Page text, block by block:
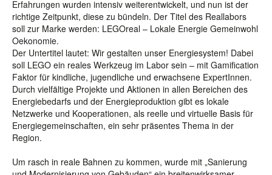
Erfahrungen wurden intensiv weiterentwickelt, und nun ist der
richtige Zeitpunkt, diese zu bündeln. Der Titel des Reallabors
soll zur Marke werden: LEGOreal – Lokale Energie Gemeinwohl
Oekonomie.
Der Untertitel lautet: Wir gestalten unser Energiesystem! Dabei
soll LEGO ein reales Werkzeug im Labor sein – mit Gamification
Faktor für kindliche, jugendliche und erwachsene ExpertInnen.
Durch vielfältige Projekte und Aktionen in allen Bereichen des
Energiebedarfs und der Energieproduktion gibt es lokale
Netzwerke und Kooperationen, als reelle und virtuelle Basis für
Energiegemeinschaften, ein sehr präsentes Thema in der
Region.
Um rasch in reale Bahnen zu kommen, wurde mit „Sanierung